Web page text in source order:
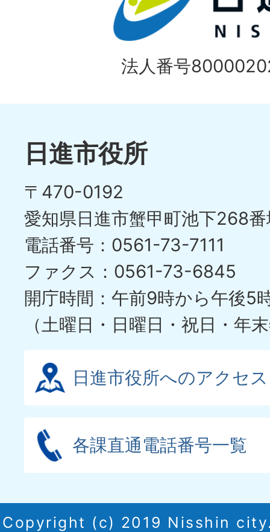
法人番号
日進市役所
〒470-0192
愛知県日進市蟹甲町池下268
電話番号：0561-73-7111
ファクス：0561-73-6845
開庁時間：午前9時から午後5
（土曜日・日曜日・祝日・年
日進市役所へのアクセス
各課直通電話番号一覧
Copyright (c) 2019 Nisshin